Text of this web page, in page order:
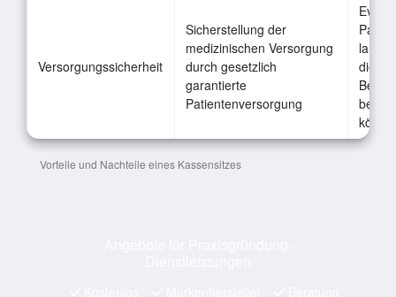
Versorgungssicherheit
Sicherstellung der
medizinischen Versorgung
durch gesetzlich
garantierte
Patientenversorgung
lange
die die
Vorteile und Nachteile eines Kassensitzes